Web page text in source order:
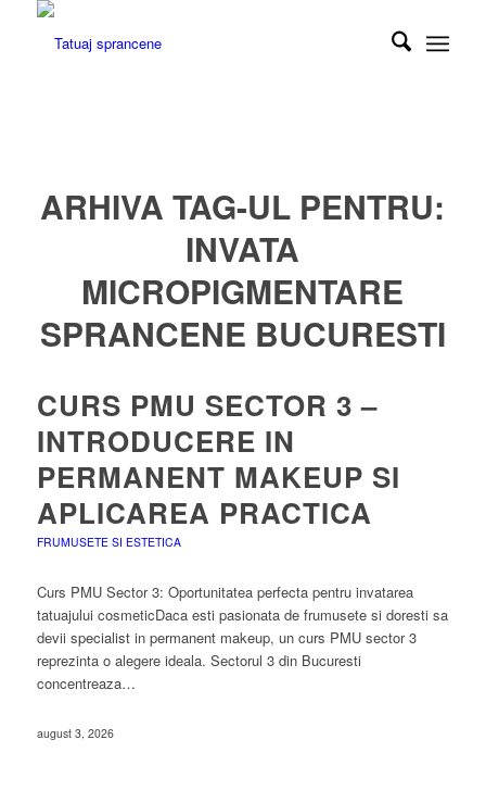
ARHIVA TAG-UL PENTRU:
INVATA
MICROPIGMENTARE
SPRANCENE BUCURESTI
CURS PMU SECTOR 3 –
INTRODUCERE IN
PERMANENT MAKEUP SI
APLICAREA PRACTICA
FRUMUSETE SI ESTETICA
Curs PMU Sector 3: Oportunitatea perfecta pentru invatarea
tatuajului cosmeticDaca esti pasionata de frumusete si doresti sa
devii specialist in permanent makeup, un curs PMU sector 3
reprezinta o alegere ideala. Sectorul 3 din Bucuresti
concentreaza…
august 3, 2026